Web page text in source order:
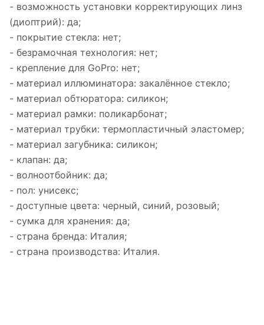
- возможность установки корректирующих линз
(диоптрий): да;
- покрытие стекла: нет;
- безрамочная технология: нет;
- крепление для GoPro: нет;
- материал иллюминатора: закалённое стекло;
- материал обтюратора: силикон;
- материал рамки: поликарбонат;
- материал трубки: термопластичный эластомер;
- материал загубника: силикон;
- клапан: да;
- волноотбойник: да;
- пол: унисекс;
- доступные цвета: черный, синий, розовый;
- сумка для хранения: да;
- страна бренда: Италия;
- страна производства: Италия.